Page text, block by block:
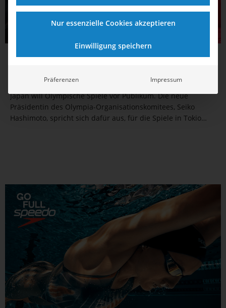
01.03.2021 17:59
Japan will Olympische Spiele vor Publikum. Die neue
Präsidentin des Olympia-Organisationskomitees, Seiko
Hashimoto, spricht sich dafür aus, für die Spiele in Tokio
Nur essenzielle Cookies akzeptieren
Einwilligung speichern
Präferenzen Impressum